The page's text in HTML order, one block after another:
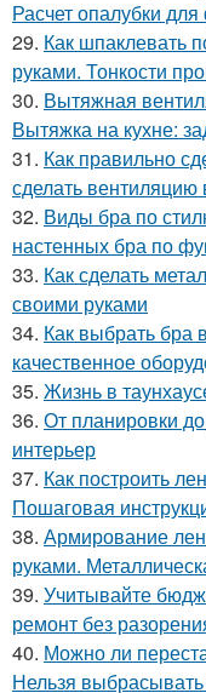
Расчет опалубки
29. Как шпаклевать
руками. Тонкости
30. Вытяжная
Вытяжка на кухне:
31. Как правильно
сделать
32. Виды бра по
настенных бра по
33. Как сделать
своими руками
34. Как выбрать бра
качественное
35. Жизнь в
36. От планировки
интерьер
37. Как построить
Пошаговая
38. Армирование
руками.
39. Учитывайте
ремонт без
40. Можно ли
Нельзя